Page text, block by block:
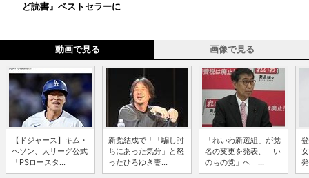
ど読書』ベストセラーに
動画で見る 画像で見る
【ドジャース】キム・
ヘソン、大リーグ公式
「PSロースタ...
新党結成で「「騙し討
ちにあった気分」と怒
ったひろゆき妻...
「れいわ新選組」が党
名の変更を発表、「い
のちの党」へ ...